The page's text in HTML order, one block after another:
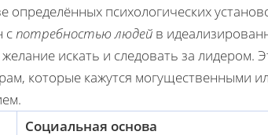
психологических
спотребностью людей в
искать и следовать за лидером.
которые кажутся могущественными
Социальная основа